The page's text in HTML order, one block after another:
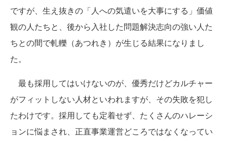
ですが、生え抜きの「人への気遣いを大事にする」価値
観の人たちと、後から入社した問題解決志向の強い人た
ちとの間で軋轢（あつれき）が生じる結果になりまし
た。
最も採用してはいけないのが、優秀だけどカルチャー
がフィットしない人材といわれますが、その失敗を犯し
たわけです。採用しても定着せず、たくさんのハレーシ
ョンに悩まされ、正直事業運営どころではなくなってい